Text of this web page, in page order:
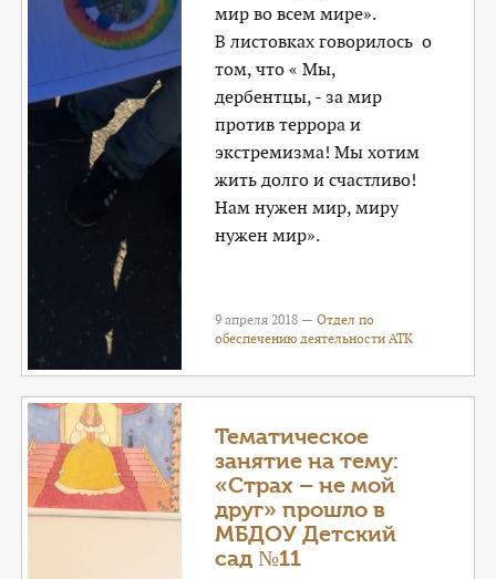
мир во всем мире».
В листовках говорилось о
том, что « Мы,
дербентцы, - за мир
против террора и
экстремизма! Мы хотим
жить долго и счастливо!
Нам нужен мир, миру
нужен мир».
9 апреля 2018 —Отдел по
обеспечению деятельности АТК
Тематическое
занятие на тему:
«Страх – не мой
друг» прошло в
МБДОУ Детский
сад №11